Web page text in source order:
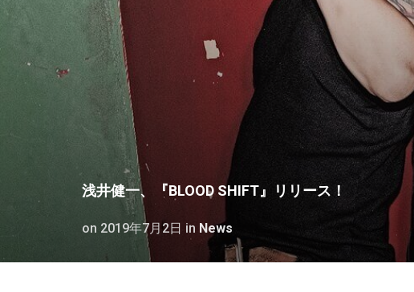
浅井健一、『BLOOD SHIFT』リリース！
on 2019年7月2日 in News